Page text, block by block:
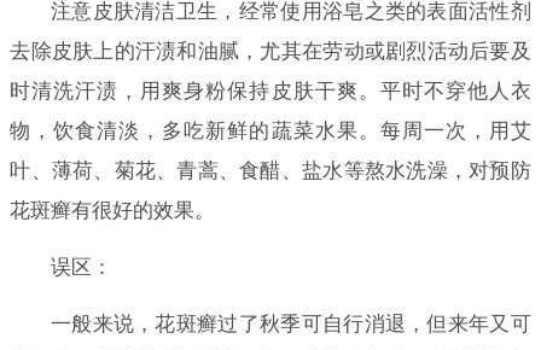
注意皮肤清洁卫生，经常使用浴皂之类的表面活性剂
去除皮肤上的汗渍和油腻，尤其在劳动或剧烈活动后要及
时清洗汗渍，用爽身粉保持皮肤干爽。平时不穿他人衣
物，饮食清淡，多吃新鲜的蔬菜水果。每周一次，用艾
叶、薄荷、菊花、青蒿、食醋、盐水等熬水洗澡，对预防
花斑癣有很好的效果。
误区：
一般来说，花斑癣过了秋季可自行消退，但来年又可